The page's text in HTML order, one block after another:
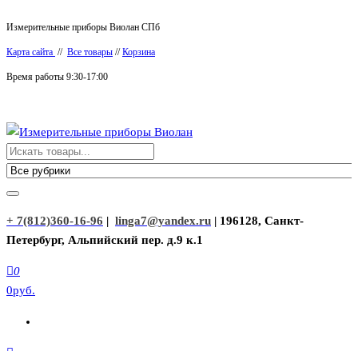
к
содержимому
Измерительные приборы Виолан СПб
Карта сайта // Все товары //Корзина
Время работы 9:30-17:00
Измерительные приборы Виолан
+ 7(812)360-16-96 | linga7@yandex.ru | 196128, Санкт-
Петербург, Альпийский пер. д.9 к.1
0
0руб.